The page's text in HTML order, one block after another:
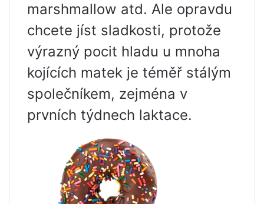
marshmallow atd. Ale opravdu
chcete jíst sladkosti, protože
výrazný pocit hladu u mnoha
kojících matek je téměř stálým
společníkem, zejména v
prvních týdnech laktace.